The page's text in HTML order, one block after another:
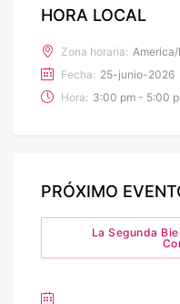
HORA LOCAL
Zona horaria: America/
Fecha: 25-junio-2026
Hora: 3:00 pm - 5:00
PRÓXIMO
La Segunda